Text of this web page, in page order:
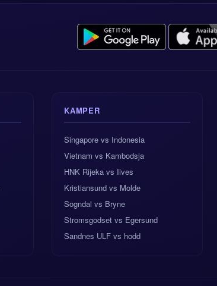
KAMPER
Singapore vs Indonesia
Vietnam vs Kambodsja
HNK Rijeka vs Ilves
Kristiansund vs Molde
Sogndal vs Bryne
Stromsgodset vs Egersund
Sandnes ULF vs hodd